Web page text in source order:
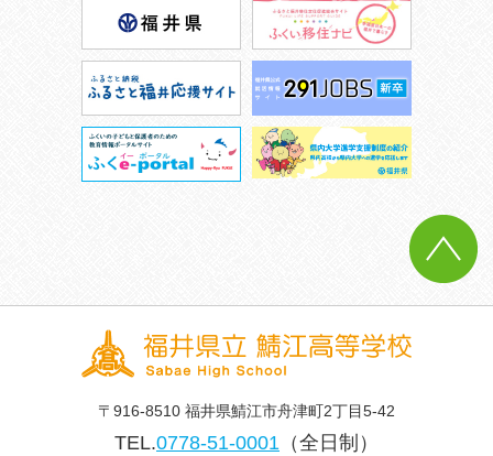
〒916-8510 福井県鯖江市舟津町2丁目5-42
TEL.0778-51-0001 （全日制）